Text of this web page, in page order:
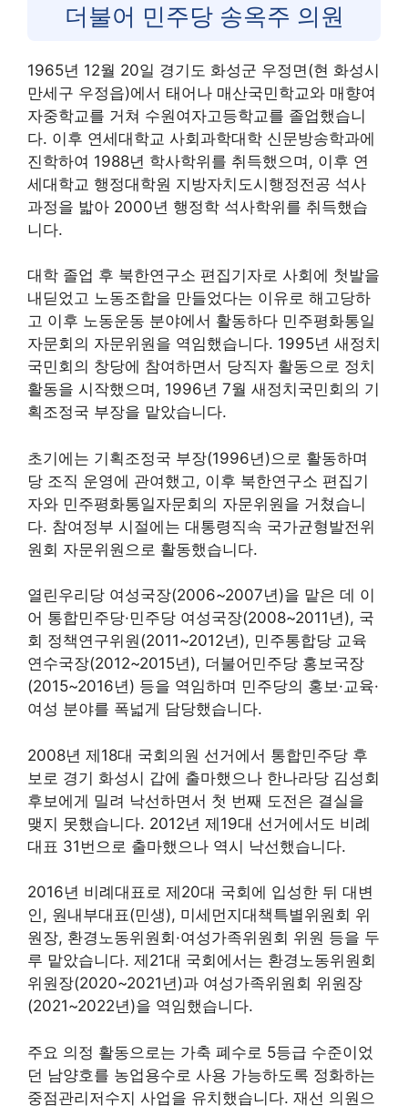
더불어 민주당 송옥주 의원
1965년 12월 20일 경기도 화성군 우정면(현 화성시
만세구 우정읍)에서 태어나 매산국민학교와 매향여
자중학교를 거쳐 수원여자고등학교를 졸업했습니
다. 이후 연세대학교 사회과학대학 신문방송학과에
진학하여 1988년 학사학위를 취득했으며, 이후 연
세대학교 행정대학원 지방자치도시행정전공 석사
과정을 밟아 2000년 행정학 석사학위를 취득했습
니다.
대학 졸업 후 북한연구소 편집기자로 사회에 첫발을
내딛었고 노동조합을 만들었다는 이유로 해고당하
고 이후 노동운동 분야에서 활동하다 민주평화통일
자문회의 자문위원을 역임했습니다. 1995년 새정치
국민회의 창당에 참여하면서 당직자 활동으로 정치
활동을 시작했으며, 1996년 7월 새정치국민회의 기
획조정국 부장을 맡았습니다.
초기에는 기획조정국 부장(1996년)으로 활동하며
당 조직 운영에 관여했고, 이후 북한연구소 편집기
자와 민주평화통일자문회의 자문위원을 거쳤습니
다. 참여정부 시절에는 대통령직속 국가균형발전위
원회 자문위원으로 활동했습니다.
열린우리당 여성국장(2006~2007년)을 맡은 데 이
어 통합민주당·민주당 여성국장(2008~2011년), 국
회 정책연구위원(2011~2012년), 민주통합당 교육
연수국장(2012~2015년), 더불어민주당 홍보국장
(2015~2016년) 등을 역임하며 민주당의 홍보·교육·
여성 분야를 폭넓게 담당했습니다.
2008년 제18대 국회의원 선거에서 통합민주당 후
보로 경기 화성시 갑에 출마했으나 한나라당 김성회
후보에게 밀려 낙선하면서 첫 번째 도전은 결실을
맺지 못했습니다. 2012년 제19대 선거에서도 비례
대표 31번으로 출마했으나 역시 낙선했습니다.
2016년 비례대표로 제20대 국회에 입성한 뒤 대변
인, 원내부대표(민생), 미세먼지대책특별위원회 위
원장, 환경노동위원회·여성가족위원회 위원 등을 두
루 맡았습니다. 제21대 국회에서는 환경노동위원회
위원장(2020~2021년)과 여성가족위원회 위원장
(2021~2022년)을 역임했습니다.
주요 의정 활동으로는 가축 폐수로 5등급 수준이었
던 남양호를 농업용수로 사용 가능하도록 정화하는
중점관리저수지 사업을 유치했습니다. 재선 의원으